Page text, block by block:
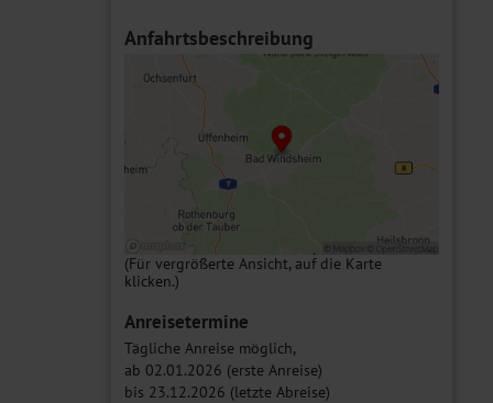
Anfahrtsbeschreibung
(Für vergrößerte Ansicht, auf die Karte
klicken.)
Anreisetermine
Tägliche Anreise möglich,
ab 02.01.2026 (erste Anreise)
bis 23.12.2026 (letzte Abreise)